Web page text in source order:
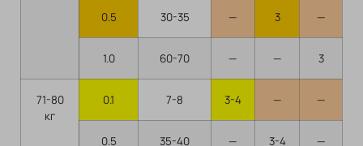
0.5 30-35 — 3 —
1.0 60-70 — — 3
71-80
кг
0.1 7-8 3-4 — —
0.5 35-40 — 3-4 —